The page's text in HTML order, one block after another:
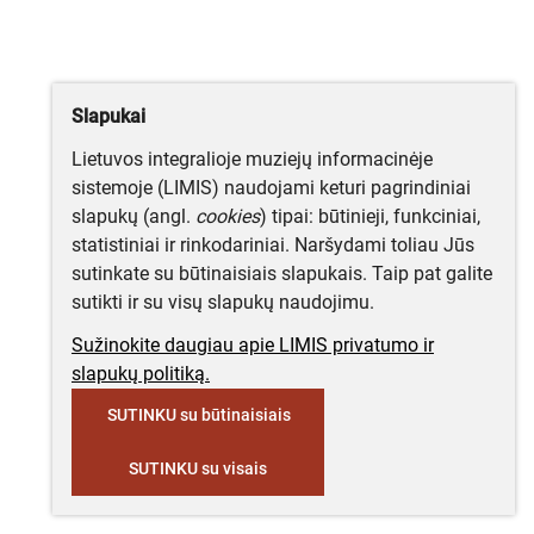
Slapukai
Lietuvos integralioje muziejų informacinėje
sistemoje (LIMIS) naudojami keturi pagrindiniai
slapukų (angl. cookies) tipai: būtinieji, funkciniai,
statistiniai ir rinkodariniai. Naršydami toliau Jūs
sutinkate su būtinaisiais slapukais. Taip pat galite
sutikti ir su visų slapukų naudojimu.
Sužinokite daugiau apie LIMIS privatumo ir
slapukų politiką.
SUTINKU su būtinaisiais
SUTINKU su visais